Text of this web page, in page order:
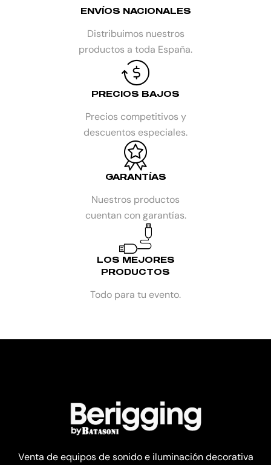
ENVÍOS NACIONALES
Distribuimos nuestros
productos a toda España.
PRECIOS BAJOS
Precios competitivos y
descuentos especiales.
GARANTÍAS
Nuestros productos
cuentan con garantías.
LOS MEJORES
PRODUCTOS
Todo para tu evento.
Venta de equipos de sonido e iluminación decorativa